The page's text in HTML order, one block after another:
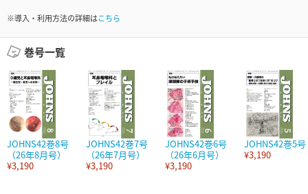
※導入・利用方法の詳細はこちら
巻号一覧
JOHNS42巻8号
（26年8月号）
¥3,190
JOHNS42巻7号
（26年7月号）
¥3,190
JOHNS42巻6号
（26年6月号）
¥3,190
JOHNS42巻5号
¥3,190